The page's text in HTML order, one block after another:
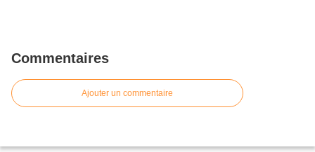
Commentaires
Ajouter un commentaire